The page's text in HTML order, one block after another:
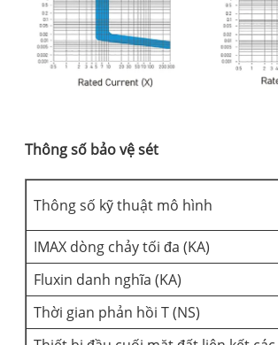
Thông số bảo vệ sét
Thông số kỹ thuật mô hình
IMAX dòng chảy tối đa (KA)
Fluxin danh nghĩa (KA)
Thời gian phản hồi T (NS)